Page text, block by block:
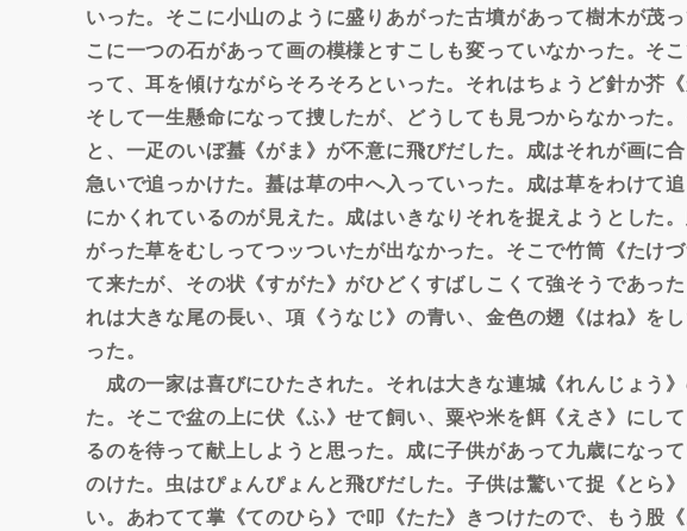
いった。そこに小山のように盛りあがった古墳があって樹木が茂
こに一つの石があって画の模様とすこしも変っていなかった。そ
って、耳を傾けながらそろそろといった。それはちょうど針か芥
そして一生懸命になって捜したが、どうしても見つからなかった
と、一疋のいぼ蟇《がま》が不意に飛びだした。成はそれが画に
急いで追っかけた。蟇は草の中へ入っていった。成は草をわけて
にかくれているのが見えた。成はいきなりそれを捉えようとした
がった草をむしってつッついたが出なかった。そこで竹筒《たけ
て来たが、その状《すがた》がひどくすばしこくて強そうであっ
れは大きな尾の長い、項《うなじ》の青い、金色の翅《はね》を
った。
成の一家は喜びにひたされた。それは大きな連城《れんじょう
た。そこで盆の上に伏《ふ》せて飼い、粟や米を餌《えさ》にし
るのを待って献上しようと思った。成に子供があって九歳になっ
のけた。虫はぴょんぴょんと飛びだした。子供は驚いて捉《とら
い。あわてて掌《てのひら》で叩《たた》きつけたので、もう股